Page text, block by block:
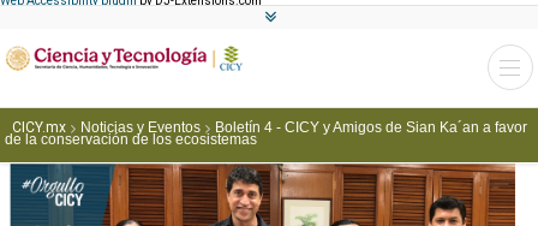
CICY.mx Noticias y Eventos Boletín 4 - CICY y Amigos de Sian Ka´an a favor
de la conservación de los ecosistemas